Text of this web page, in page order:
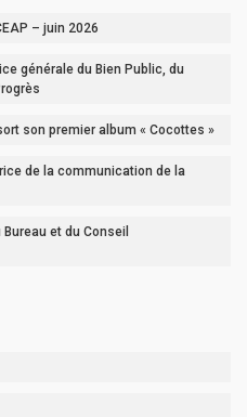
– juin 2026
générale du Bien Public, du
son premier album « Cocottes »
de la communication de la
et du Conseil